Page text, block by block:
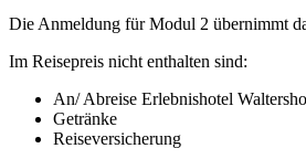
Die Anmeldung für Modul 2 übernimmt
Im Reisepreis nicht enthalten sind:
An/ Abreise Erlebnishotel
Getränke
Reiseversicherung